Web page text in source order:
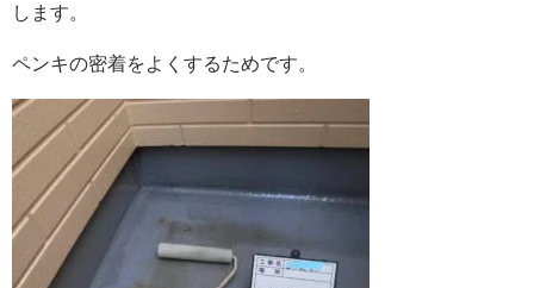
します。
ペンキの密着をよくするためです。